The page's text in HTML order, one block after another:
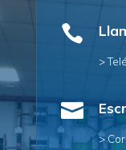

>

>